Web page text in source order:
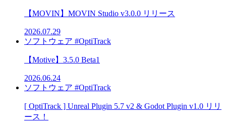
【MOVIN】MOVIN Studio v3.0.0 リリース
2026.07.29
ソフトウェア #OptiTrack
【Motive】3.5.0 Beta1
2026.06.24
ソフトウェア #OptiTrack
[ OptiTrack ] Unreal Plugin 5.7 v2 & Godot Plugin v1.0 リリ
ース！